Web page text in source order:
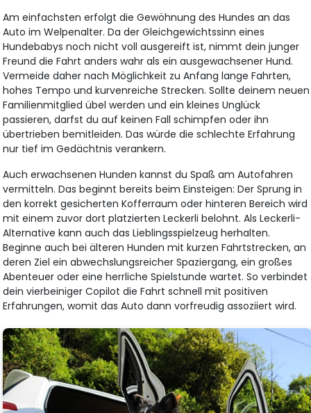
Am einfachsten erfolgt die Gewöhnung des Hundes an das
Auto im Welpenalter. Da der Gleichgewichtssinn eines
Hundebabys noch nicht voll ausgereift ist, nimmt dein junger
Freund die Fahrt anders wahr als ein ausgewachsener Hund.
Vermeide daher nach Möglichkeit zu Anfang lange Fahrten,
hohes Tempo und kurvenreiche Strecken. Sollte deinem neuen
Familienmitglied übel werden und ein kleines Unglück
passieren, darfst du auf keinen Fall schimpfen oder ihn
übertrieben bemitleiden. Das würde die schlechte Erfahrung
nur tief im Gedächtnis verankern.
Auch erwachsenen Hunden kannst du Spaß am Autofahren
vermitteln. Das beginnt bereits beim Einsteigen: Der Sprung in
den korrekt gesicherten Kofferraum oder hinteren Bereich wird
mit einem zuvor dort platzierten Leckerli belohnt. Als Leckerli-
Alternative kann auch das Lieblingsspielzeug herhalten.
Beginne auch bei älteren Hunden mit kurzen Fahrtstrecken, an
deren Ziel ein abwechslungsreicher Spaziergang, ein großes
Abenteuer oder eine herrliche Spielstunde wartet. So verbindet
dein vierbeiniger Copilot die Fahrt schnell mit positiven
Erfahrungen, womit das Auto dann vorfreudig assoziiert wird.